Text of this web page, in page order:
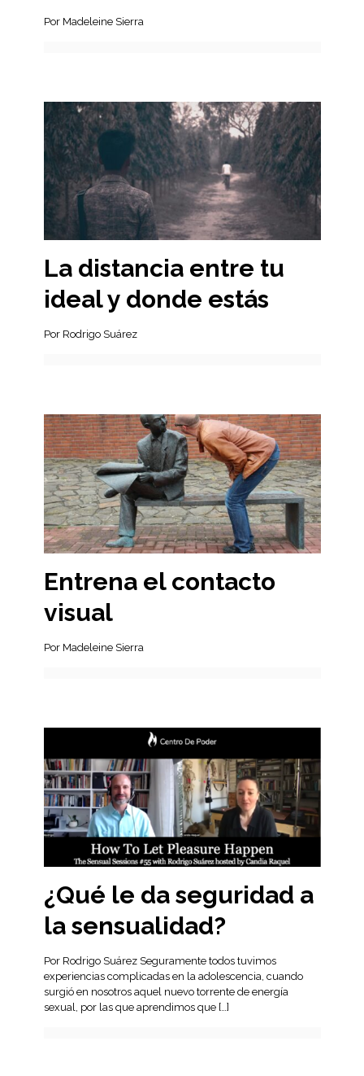
Por Madeleine Sierra
La distancia entre tu
ideal y donde estás
Por Rodrigo Suárez
Entrena el contacto
visual
Por Madeleine Sierra
¿Qué le da seguridad a
la sensualidad?
Por Rodrigo Suárez Seguramente todos tuvimos
experiencias complicadas en la adolescencia, cuando
surgió en nosotros aquel nuevo torrente de energía
sexual, por las que aprendimos que[…]